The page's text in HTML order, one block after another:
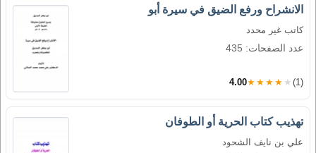
الانشراح ورفع الضيق في سيرة أبو
كاتب غير محدد
عدد الصفحات: 435
4.00★★★★★ (1)
تهذيب كتاب الحرية أو الطوفان
علي بن نايف الشحود